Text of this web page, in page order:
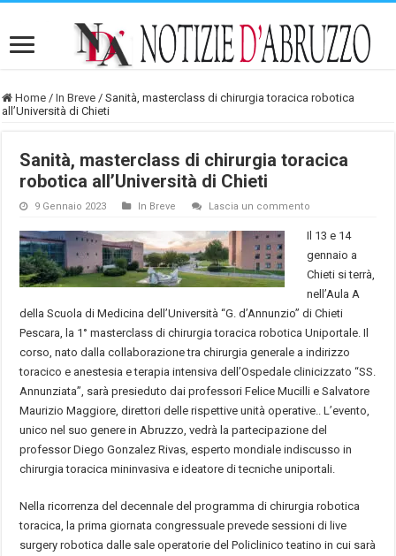
Home / In Breve / Sanità, masterclass di chirurgia toracica robotica
all’Università di Chieti
Sanità, masterclass di chirurgia toracica
robotica all’Università di Chieti
9 Gennaio 2023 In Breve Lascia un commento
Il 13 e 14
gennaio a
Chieti si terrà,
nell’Aula A
della Scuola di Medicina dell’Università “G. d’Annunzio” di Chieti
Pescara, la 1° masterclass di chirurgia toracica robotica Uniportale. Il
corso, nato dalla collaborazione tra chirurgia generale a indirizzo
toracico e anestesia e terapia intensiva dell’Ospedale clinicizzato “SS.
Annunziata”, sarà presieduto dai professori Felice Mucilli e Salvatore
Maurizio Maggiore, direttori delle rispettive unità operative.. L’evento,
unico nel suo genere in Abruzzo, vedrà la partecipazione del
professor Diego Gonzalez Rivas, esperto mondiale indiscusso in
chirurgia toracica mininvasiva e ideatore di tecniche uniportali.
Nella ricorrenza del decennale del programma di chirurgia robotica
toracica, la prima giornata congressuale prevede sessioni di live
surgery robotica dalle sale operatorie del Policlinico teatino in cui sarà